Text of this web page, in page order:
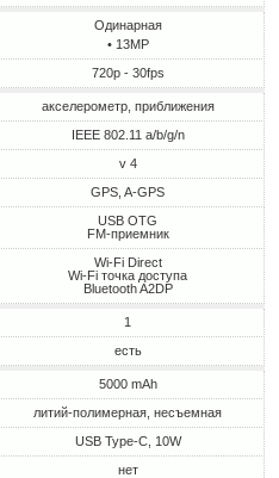
Одинарная
• 13MP
720p - 30fps
акселерометр, приближения
IEEE 802.11 a/b/g/n
v 4
GPS, A-GPS
USB OTG
FM-приемник
Wi-Fi Direct
Wi-Fi точка доступа
Bluetooth A2DP
1
есть
5000 mAh
литий-полимерная, несъемная
USB Type-C, 10W
нет